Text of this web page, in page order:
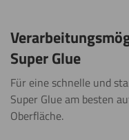
Super Glue
Für eine schnelle und
Super Glue am besten
Oberfläche.